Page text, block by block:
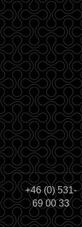
+46 (0) 531-
69 00 33